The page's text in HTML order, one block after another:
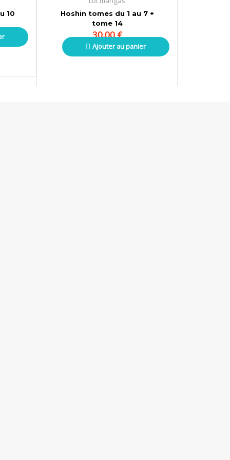
10
Hoshin tomes du 1 au 7 +
tome 14
30,00€
Ajouter au panier